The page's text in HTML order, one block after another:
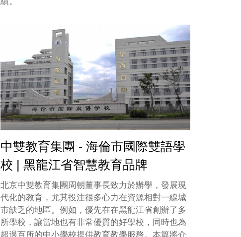
中雙教育集團 - 海倫市國際雙語學
校 | 黑龍江省智慧教育品牌
北京中雙教育集團周朝董事長致力於辦學，發展現
代化的教育，尤其投注很多心力在資源相對一線城
市缺乏的地區。例如，優先在在黑龍江省創辦了多
所學校，讓當地也有非常優質的好學校，同時也為
超過百所的中小學校提供教育教學服務。本篇將介